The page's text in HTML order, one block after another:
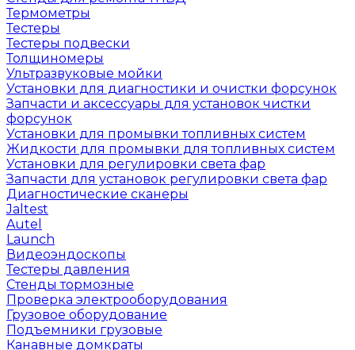
Термометры
Тестеры
Тестеры подвески
Толщиномеры
Ультразвуковые мойки
Установки для диагностики и очистки форсунок
Запчасти и аксессуары для установок чистки
форсунок
Установки для промывки топливных систем
Жидкости для промывки для топливных систем
Установки для регулировки света фар
Запчасти для установок регулировки света фар
Диагностические сканеры
Jaltest
Autel
Launch
Видеоэндоскопы
Тестеры давления
Стенды тормозные
Проверка электрооборудования
Грузовое оборудование
Подъемники грузовые
Канавные домкраты